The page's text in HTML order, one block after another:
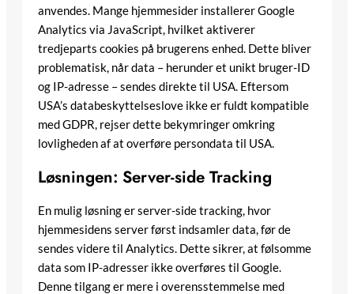
anvendes. Mange hjemmesider installerer Google
Analytics via JavaScript, hvilket aktiverer
tredjeparts cookies på brugerens enhed. Dette bliver
problematisk, når data – herunder et unikt bruger-ID
og IP-adresse – sendes direkte til USA. Eftersom
USA’s databeskyttelseslove ikke er fuldt kompatible
med GDPR, rejser dette bekymringer omkring
lovligheden af at overføre persondata til USA.
Løsningen: Server-side Tracking
En mulig løsning er server-side tracking, hvor
hjemmesidens server først indsamler data, før de
sendes videre til Analytics. Dette sikrer, at følsomme
data som IP-adresser ikke overføres til Google.
Denne tilgang er mere i overensstemmelse med